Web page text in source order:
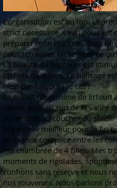
L’organisation est au top.
strict nécessaire. L’eau nous
préparer mon matériel, bien
pour retrouver facilement ce
La beauté du parcours est
djebels ou dunes. Le balisage
n’est pas toujours le cas !
Le circuit nous mène de
Tafilet, puis au sud de la vallée
au lever et au coucher du soleil.
Je garde le meilleur pour la fin
ambiance complice entre les
ma chambrée de 4 filles. Mes
moments de rigolades,
confions sans réserve et nous
nos souvenirs. Nous parlons